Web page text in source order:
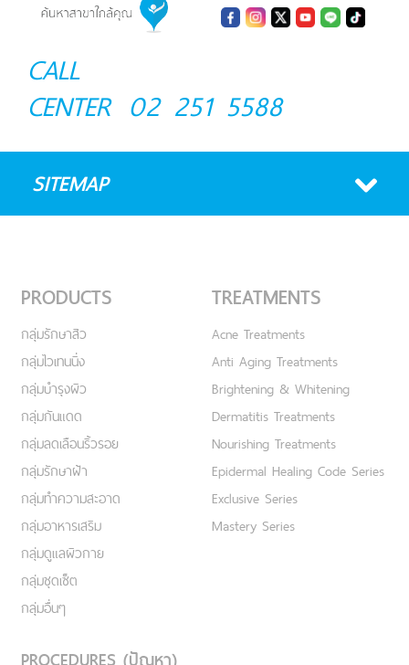
CALL
CENTER 02 251 5588
SITEMAP
PRODUCTS
กลุ่มรักษาสิว
กลุ่มไวเทนนิ่ง
กลุ่มบำรุงผิว
กลุ่มกันแดด
กลุ่มลดเลือนริ้วรอย
กลุ่มรักษาฝ้า
กลุ่มทำความสะอาด
กลุ่มอาหารเสริม
กลุ่มดูแลผิวกาย
กลุ่มชุดเซ็ต
กลุ่มอื่นๆ
TREATMENTS
Acne Treatments
Anti Aging Treatments
Brightening & Whitening
Dermatitis Treatments
Nourishing Treatments
Epidermal Healing Code Series
Exclusive Series
Mastery Series